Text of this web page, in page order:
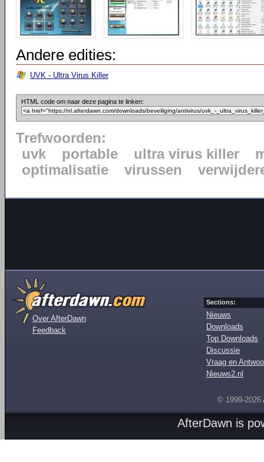
Andere edities:
UVK - Ultra Virus Killer
HTML code om naar deze pagina te linken:
Trefwoorden:
uvk
portable ultra virus killer
optimalisatie
virussen
Over AfterDawn
Feedback
Sections:
Nieuws
Downloads
Top Downloads
Discussie
Vraag en
Nieuws2.nl
© 1999-2026
AfterDawn is